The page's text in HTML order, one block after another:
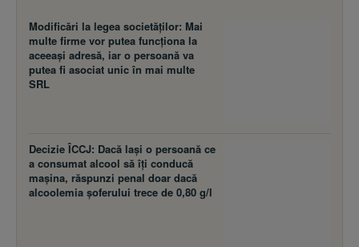
Modificări la legea societăţilor: Mai
multe firme vor putea funcţiona la
aceeaşi adresă, iar o persoană va
putea fi asociat unic în mai multe
SRL
Decizie ÎCCJ: Dacă laşi o persoană ce
a consumat alcool să îţi conducă
maşina, răspunzi penal doar dacă
alcoolemia şoferului trece de 0,80 g/l